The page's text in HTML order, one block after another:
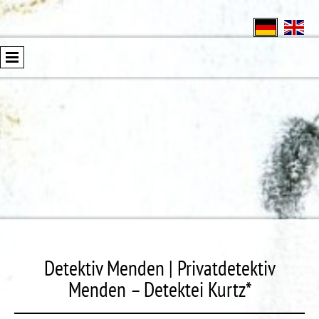
Detektiv Menden | Privatdetektiv
Menden – Detektei Kurtz*